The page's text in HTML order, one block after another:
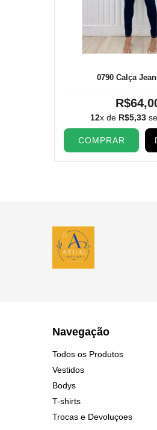
0790 Calça
12x de R$5,33
COMPRAR
Navegação
Todos os Produtos
Vestidos
Bodys
T-shirts
Trocas e Devoluçoes